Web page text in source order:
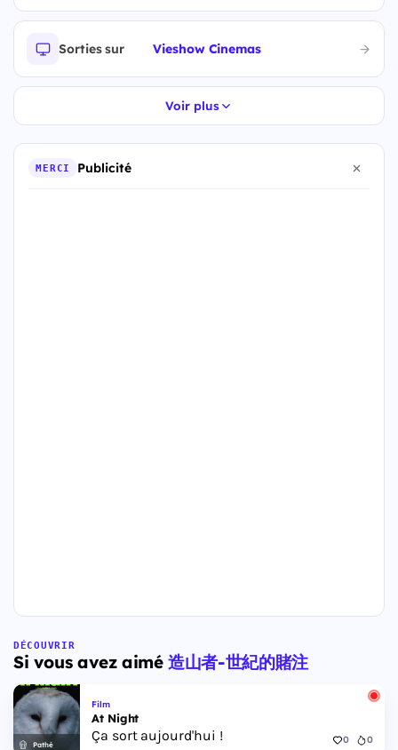
Sorties sur Vieshow Cinemas
Voir plus
MERCI Publicité
DÉCOUVRIR
Si vous avez aimé造山者-世紀的賭注
Pathé
Film
At Night
Ça sort aujourd'hui ! 0 0